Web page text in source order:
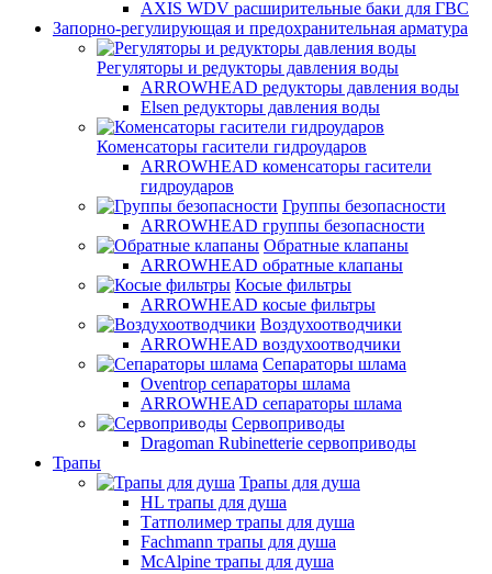
AXIS WDV расширительные баки для ГВС
Запорно-регулирующая и предохранительная арматура
Регуляторы и редукторы давления воды
ARROWHEAD редукторы давления воды
Elsen редукторы давления воды
Коменсаторы гасители гидроударов
ARROWHEAD коменсаторы гасители
гидроударов
Группы безопасности
ARROWHEAD группы безопасности
Обратные клапаны
ARROWHEAD обратные клапаны
Косые фильтры
ARROWHEAD косые фильтры
Воздухоотводчики
ARROWHEAD воздухоотводчики
Сепараторы шлама
Oventrop cепараторы шлама
ARROWHEAD сепараторы шлама
Сервоприводы
Dragoman Rubinetterie сервоприводы
Трапы
Трапы для душа
HL трапы для душа
Татполимер трапы для душа
Fachmann трапы для душа
McAlpine трапы для душа